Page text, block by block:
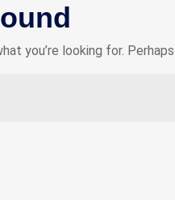
you’re looking for.